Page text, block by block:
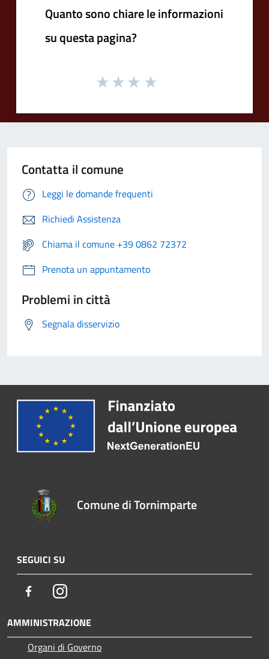
Quanto sono chiare le informazioni
su questa pagina?
Contatta il comune
Leggi le domande frequenti
Richiedi Assistenza
Chiama il comune +39 0862 72372
Prenota un appuntamento
Problemi in città
Segnala disservizio
Comune di Tornimparte
SEGUICI SU
FacebookInstagram
AMMINISTRAZIONE
Organi di Governo